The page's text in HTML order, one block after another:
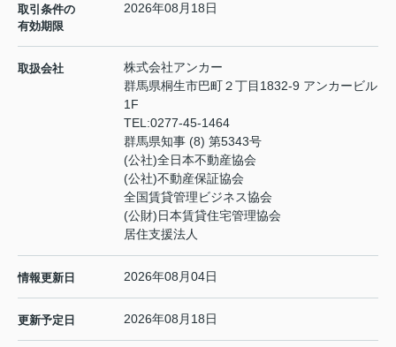
取引条件の
有効期限
2026年08月18日
取扱会社
株式会社アンカー
群馬県桐生市巴町２丁目1832-9 アンカービル
1F
TEL:0277-45-1464
群馬県知事 (8) 第5343号
(公社)全日本不動産協会
(公社)不動産保証協会
全国賃貸管理ビジネス協会
(公財)日本賃貸住宅管理協会
居住支援法人
情報更新日 2026年08月04日
更新予定日 2026年08月18日